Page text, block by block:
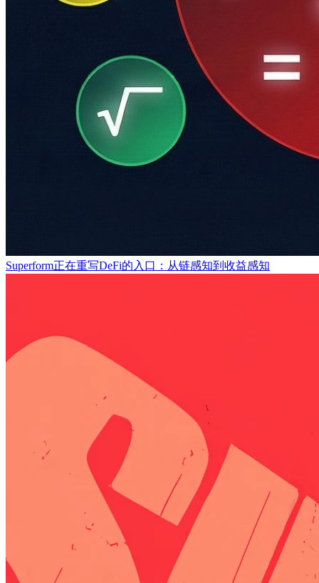
Superform正在重写DeFi的入口：从链感知到收益感知